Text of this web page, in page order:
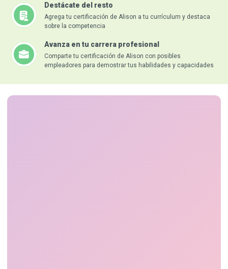
Destácate del resto
Agrega tu certificación de Alison a tu currículum y destaca
sobre la competencia
Avanza en tu carrera profesional
Comparte tu certificación de Alison con posibles
empleadores para demostrar tus habilidades y capacidades